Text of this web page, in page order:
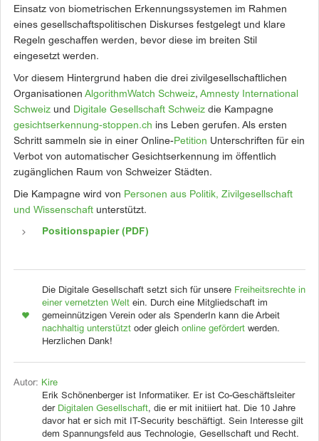
Einsatz von biometrischen Erkennungssystemen im Rahmen
eines gesellschaftspolitischen Diskurses festgelegt und klare
Regeln geschaffen werden, bevor diese im breiten Stil
eingesetzt werden.
Vor diesem Hintergrund haben die drei zivilgesellschaftlichen
Organisationen AlgorithmWatch Schweiz, Amnesty International
Schweiz und Digitale Gesellschaft Schweiz die Kampagne
gesichtserkennung-stoppen.ch ins Leben gerufen. Als ersten
Schritt sammeln sie in einer Online-Petition Unterschriften für ein
Verbot von automatischer Gesichtserkennung im öffentlich
zugänglichen Raum von Schweizer Städten.
Die Kampagne wird von Personen aus Politik, Zivilgesellschaft
und Wissenschaft unterstützt.
Positionspapier (PDF)
Die Digitale Gesellschaft setzt sich für unsere Freiheitsrechte in
einer vernetzten Welt ein. Durch eine Mitgliedschaft im
gemeinnützigen Verein oder als SpenderIn kann die Arbeit
nachhaltig unterstützt oder gleich online gefördert werden.
Herzlichen Dank!
Autor: Kire
Erik Schönenberger ist Informatiker. Er ist Co-Geschäftsleiter
der Digitalen Gesellschaft, die er mit initiiert hat. Die 10 Jahre
davor hat er sich mit IT-Security beschäftigt. Sein Interesse gilt
dem Spannungsfeld aus Technologie, Gesellschaft und Recht.